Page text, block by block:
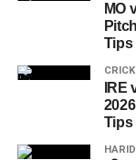
बायोडाटा /
मूल शैक्षिक
सेवायोजन
MO
Tips
IRE
Tips